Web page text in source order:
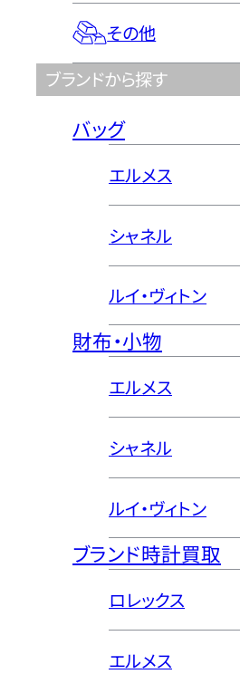
その他
ブランドから探す
バッグ
エルメス
シャネル
ルイ・ヴィトン
財布・小物
エルメス
シャネル
ルイ・ヴィトン
ブランド時計買取
ロレックス
エルメス